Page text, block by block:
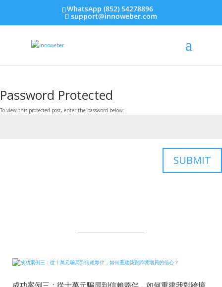
WhatsApp (852) 54278896
support@innoweber.com
Password Protected
To view this protected post, enter the password below:
SUBMIT
成功案例三：從十萬元騙局到信賴夥伴，如何重建我對跨境